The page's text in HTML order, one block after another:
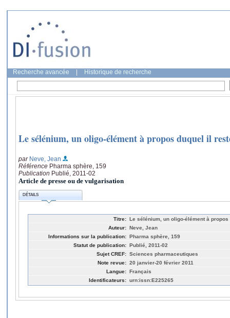
Recherche avancée Historique de recherche
Le sélénium, un oligo-élément à propos duquel il
par Neve, Jean
Référence Pharma sphère, 159
Publication Publié, 2011-02
Article de presse ou de vulgarisation
DÉTAILS
Titre: Le sélénium, un oligo-élément à
Auteur: Neve, Jean
Informations sur la publication: Pharma sphère, 159
Statut de publication: Publié, 2011-02
Sujet CREF: Sciences pharmaceutiques
Note revue: 20 janvier-20 février 2011
Langue: Français
Identificateurs: urn:issn:E225265